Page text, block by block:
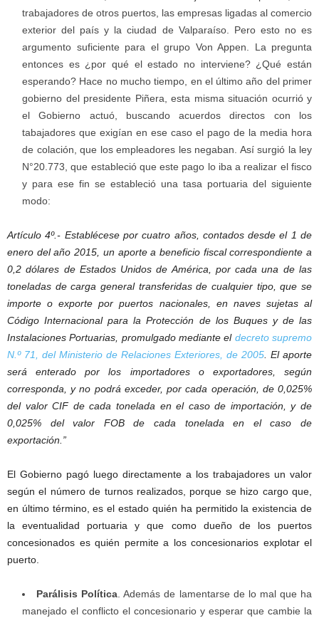
trabajadores de otros puertos, las empresas ligadas al comercio
exterior del país y la ciudad de Valparaíso. Pero esto no es
argumento suficiente para el grupo Von Appen. La pregunta
entonces es ¿por qué el estado no interviene? ¿Qué están
esperando? Hace no mucho tiempo, en el último año del primer
gobierno del presidente Piñera, esta misma situación ocurrió y
el Gobierno actuó, buscando acuerdos directos con los
tabajadores que exigían en ese caso el pago de la media hora
de colación, que los empleadores les negaban. Así surgió la ley
N°20.773, que estableció que este pago lo iba a realizar el fisco
y para ese fin se estableció una tasa portuaria del siguiente
modo:
Artículo 4º.- Establécese por cuatro años, contados desde el 1 de
enero del año 2015, un aporte a beneficio fiscal correspondiente a
0,2 dólares de Estados Unidos de América, por cada una de las
toneladas de carga general transferidas de cualquier tipo, que se
importe o exporte por puertos nacionales, en naves sujetas al
Código Internacional para la Protección de los Buques y de las
Instalaciones Portuarias, promulgado mediante el decreto supremo
N.º 71, del Ministerio de Relaciones Exteriores, de 2005 . El aporte
será enterado por los importadores o exportadores, según
corresponda, y no podrá exceder, por cada operación, de 0,025%
del valor CIF de cada tonelada en el caso de importación, y de
0,025% del valor FOB de cada tonelada en el caso de
exportación.”
El Gobierno pagó luego directamente a los trabajadores un valor
según el número de turnos realizados, porque se hizo cargo que,
en último término, es el estado quién ha permitido la existencia de
la eventualidad portuaria y que como dueño de los puertos
concesionados es quién permite a los concesionarios explotar el
puerto.
Parálisis Política . Además de lamentarse de lo mal que ha
manejado el conflicto el concesionario y esperar que cambie la